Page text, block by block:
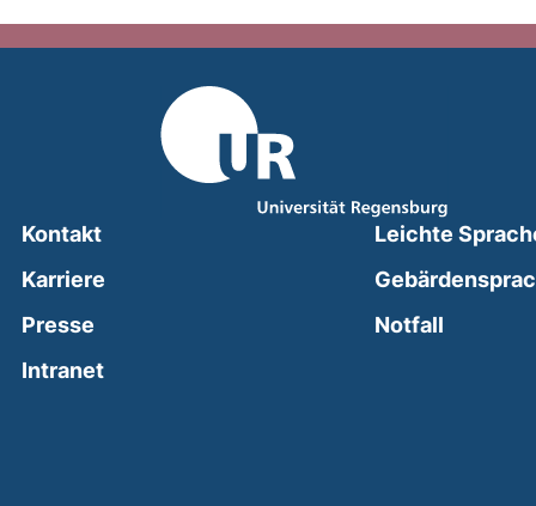
Kontakt
Karriere
Presse
Intranet(external link, opens in a new window)
Leichte
Notfall